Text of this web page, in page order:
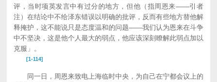
评，当时项英发言中有过分的地方，但他（指周恩来——引者
注）在结论中不给泽东错误以明确的批评，反而有些地方替他解
释掩护，这不能说只是态度温和的问题——我们认为恩来在斗争
中不坚决，这是他个人最大的弱点，他应该深刻瞭解此弱点加以
克服」。
[1-114]
同一日，周恩来致电上海临时中央，为自己在宁都会议上的